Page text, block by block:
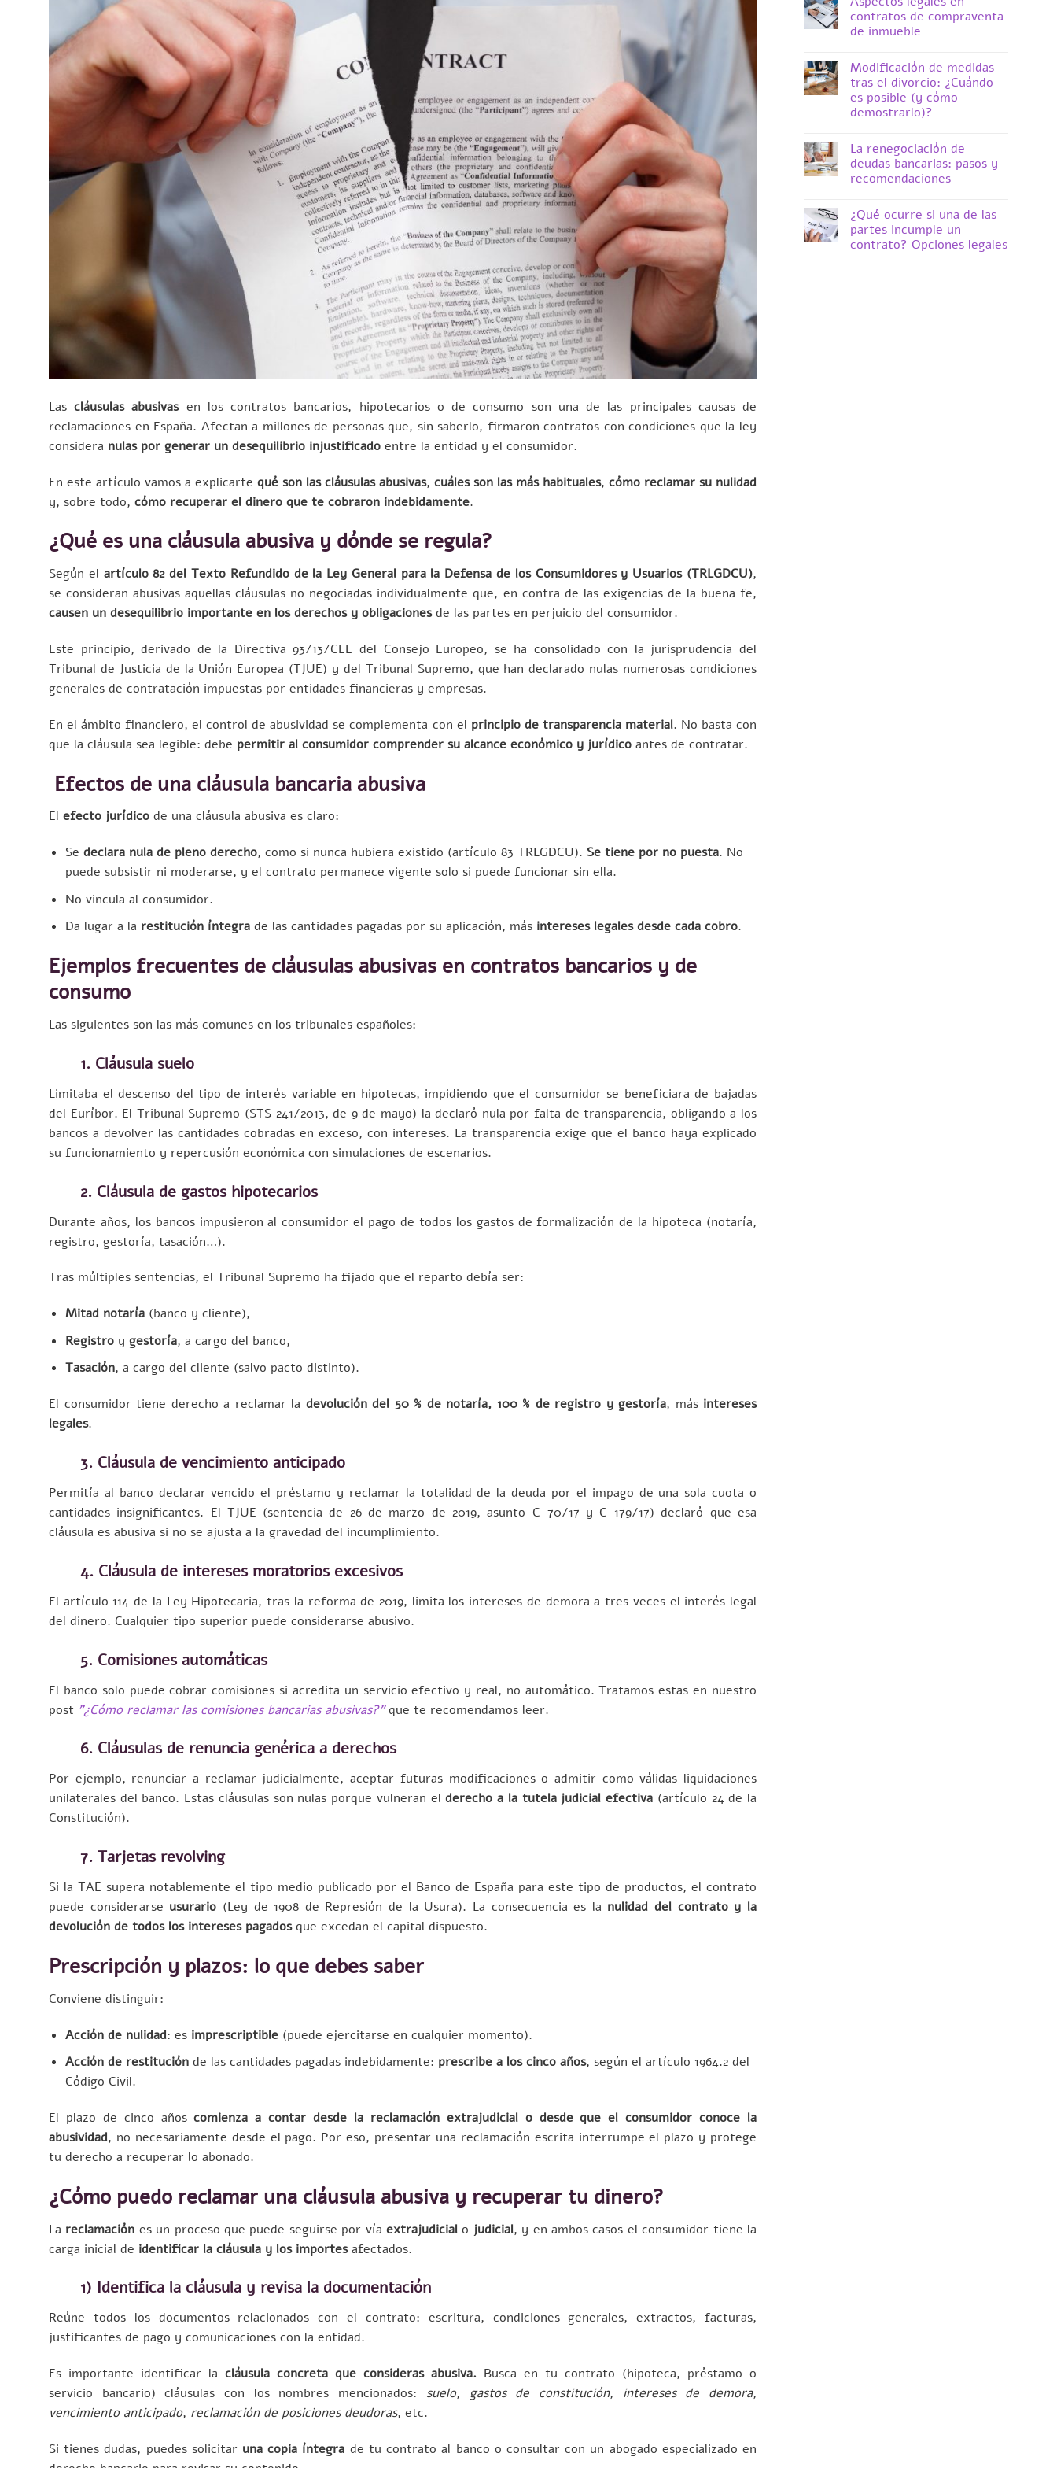
Lascláusulas abusivasen los contratos bancarios, hipotecarios o de consumo son una de las principales causas de
reclamaciones en España. Afectan a millones de personas que, sin saberlo, firmaron contratos con condiciones que la ley
considera nulas por generar un desequilibrio injustificado entre la entidad y el consumidor.
En este artículo vamos a explicarte qué son las cláusulas abusivas, cuáles son las más habituales, cómo reclamar su nulidad
y, sobre todo, cómo recuperar el dinero que te cobraron indebidamente.
¿Qué es una cláusula abusiva y dónde se regula?
Según el artículo 82 del Texto Refundido de la Ley General para la Defensa de los Consumidores y Usuarios (TRLGDCU),
se consideran abusivas aquellas cláusulas no negociadas individualmente que, en contra de las exigencias de la buena fe,
causen un desequilibrio importante en los derechos y obligacionesde las partes en perjuicio del consumidor.
Este principio, derivado de la Directiva 93/13/CEE del Consejo Europeo, se ha consolidado con la jurisprudencia del
Tribunal de Justicia de la Unión Europea (TJUE) y del Tribunal Supremo, que han declarado nulas numerosas condiciones
generales de contratación impuestas por entidades financieras y empresas.
En el ámbito financiero, el control de abusividad se complementa con el principio de transparencia material. No basta con
que la cláusula sea legible: debe permitir al consumidor comprender su alcance económico y jurídico antes de contratar.
Efectos de una cláusula bancaria abusiva
El efecto jurídico de una cláusula abusiva es claro:
Se declara nula de pleno derecho, como si nunca hubiera existido (artículo 83 TRLGDCU). Se tiene por no puesta. No
puede subsistir ni moderarse, y el contrato permanece vigente solo si puede funcionar sin ella.
No vincula al consumidor.
Da lugar a la restitución íntegrade las cantidades pagadas por su aplicación, más intereses legales desde cada cobro.
Ejemplos frecuentes de cláusulas abusivas en contratos bancarios y de
consumo
Las siguientes son las más comunes en los tribunales españoles:
1. Cláusula suelo
Limitaba el descenso del tipo de interés variable en hipotecas, impidiendo que el consumidor se beneficiara de bajadas
del Euríbor. El Tribunal Supremo (STS 241/2013, de 9 de mayo) la declaró nula por falta de transparencia, obligando a los
bancos a devolver las cantidades cobradas en exceso, con intereses. La transparencia exige que el banco haya explicado
su funcionamiento y repercusión económica con simulaciones de escenarios.
2. Cláusula de gastos hipotecarios
Durante años, los bancos impusieron al consumidor el pago de todos los gastos de formalización de la hipoteca (notaría,
registro, gestoría, tasación…).
Tras múltiples sentencias, el Tribunal Supremo ha fijado que el reparto debía ser:
Mitad notaría(banco y cliente),
Registroy gestoría, a cargo del banco,
Tasación, a cargo del cliente (salvo pacto distinto).
El consumidor tiene derecho a reclamar la devolución del 50 % de notaría, 100 % de registro y gestoría, más intereses
legales.
3. Cláusula de vencimiento anticipado
Permitía al banco declarar vencido el préstamo y reclamar la totalidad de la deuda por el impago de una sola cuota o
cantidades insignificantes. El TJUE (sentencia de 26 de marzo de 2019, asunto C-70/17 y C-179/17) declaró que esa
cláusula es abusiva si no se ajusta a la gravedad del incumplimiento.
4. Cláusula de intereses moratorios excesivos
El artículo 114 de la Ley Hipotecaria, tras la reforma de 2019, limita los intereses de demora a tres veces el interés legal
del dinero. Cualquier tipo superior puede considerarse abusivo.
5. Comisiones automáticas
El banco solo puede cobrar comisiones si acredita un servicio efectivo y real, no automático. Tratamos estas en nuestro
post ”¿Cómo reclamar las comisiones bancarias abusivas?”que te recomendamos leer.
6. Cláusulas de renuncia genérica a derechos
Por ejemplo, renunciar a reclamar judicialmente, aceptar futuras modificaciones o admitir como válidas liquidaciones
unilaterales del banco. Estas cláusulas son nulas porque vulneran elderecho a la tutela judicial efectiva (artículo 24 de la
Constitución).
7. Tarjetas revolving
Si la TAE supera notablemente el tipo medio publicado por el Banco de España para este tipo de productos, el contrato
puede considerarse usurario (Ley de 1908 de Represión de la Usura). La consecuencia es la nulidad del contrato y la
devolución de todos los intereses pagadosque excedan el capital dispuesto.
Prescripción y plazos: lo que debes saber
Conviene distinguir:
Acción de nulidad: es imprescriptible(puede ejercitarse en cualquier momento).
Acción de restituciónde las cantidades pagadas indebidamente: prescribe a los cinco años, según el artículo 1964.2 del
Código Civil.
El plazo de cinco añoscomienza a contar desde la reclamación extrajudicial o desde que el consumidor conoce la
abusividad, no necesariamente desde el pago. Por eso, presentar una reclamación escrita interrumpe el plazo y protege
tu derecho a recuperar lo abonado.
¿Cómo puedo reclamar una cláusula abusiva y recuperar tu dinero?
La reclamación es un proceso que puede seguirse por víaextrajudicial o judicial, y en ambos casos el consumidor tiene la
carga inicial de identificar la cláusula y los importesafectados.
1) Identifica la cláusula y revisa la documentación
Reúne todos los documentos relacionados con el contrato: escritura, condiciones generales, extractos, facturas,
justificantes de pago y comunicaciones con la entidad.
Es importante identificar la cláusula concreta que consideras abusiva. Busca en tu contrato (hipoteca, préstamo o
servicio bancario) cláusulas con los nombres mencionados: suelo, gastos de constitución, intereses de demora,
vencimiento anticipado, reclamación de posiciones deudoras, etc.
Si tienes dudas, puedes solicitar una copia íntegra de tu contrato al banco o consultar con un abogado especializado en
ha
comentaris
a
Divorcio
gestionar
un
proceso
con
cónyuges
de
contratos de compraventa
de inmueble
ha
comentaris
a
Aspectos
legales
de
compraventa
de
Modificación de medidas
tras el divorcio: ¿Cuándo
es posible (y cómo
demostrarlo)?
ha
comentaris
a
Modificación
tras
el
divorcio:
¿Cuándo
La renegociación de
deudas bancarias: pasos y
recomendaciones
ha
comentaris
a
La
¿Qué ocurre si una de las
partes incumple un
contrato? Opciones legales